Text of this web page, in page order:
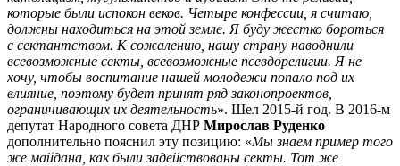
которые были испокон веков. Четыре конфессии, я считаю,
должны находиться на этой земле. Я буду жестко бороться
с сектантством. К сожалению, нашу страну наводнили
всевозможные секты, всевозможные псевдорелигии. Я не
хочу, чтобы воспитание нашей молодежи попало под их
влияние, поэтому будет принят ряд законопроектов,
ограничивающих их деятельность». Шел 2015-й год. В 2016-м
депутат Народного совета ДНР Мирослав Руденко
дополнительно пояснил эту позицию: «Мы знаем пример того
же майдана, как были задействованы секты. Тот же